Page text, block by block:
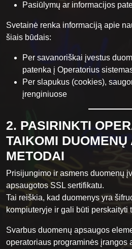
Pasiūlymų ar informacijos
Svetainė renka informaciją apie
šiais būdais:
Per savanoriškai įvestus
patenka į Operatorius
Per slapukus (cookies),
įrenginiuose
2. PASIRINKTI
TAIKOMI DUOMENŲ
METODAI
Prisijungimo ir asmens duomenų
apsaugotos SSL sertifikatu.
Tai reiškia, kad duomenys yra
kompiuteryje ir gali būti perskaityti
Svarbus duomenų apsaugos
operatoriaus programinės įrangos